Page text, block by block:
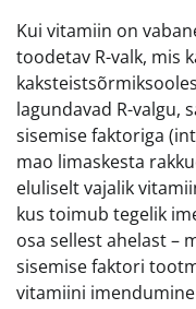
Kui vitamiin on
toodetav R-valk, mis
lagundavad R-valgu,
sisemise faktoriga
mao limaskesta
eluliselt vajalik
kus toimub tegelik
osa sellest ahelast –
sisemise faktori
vitamiini